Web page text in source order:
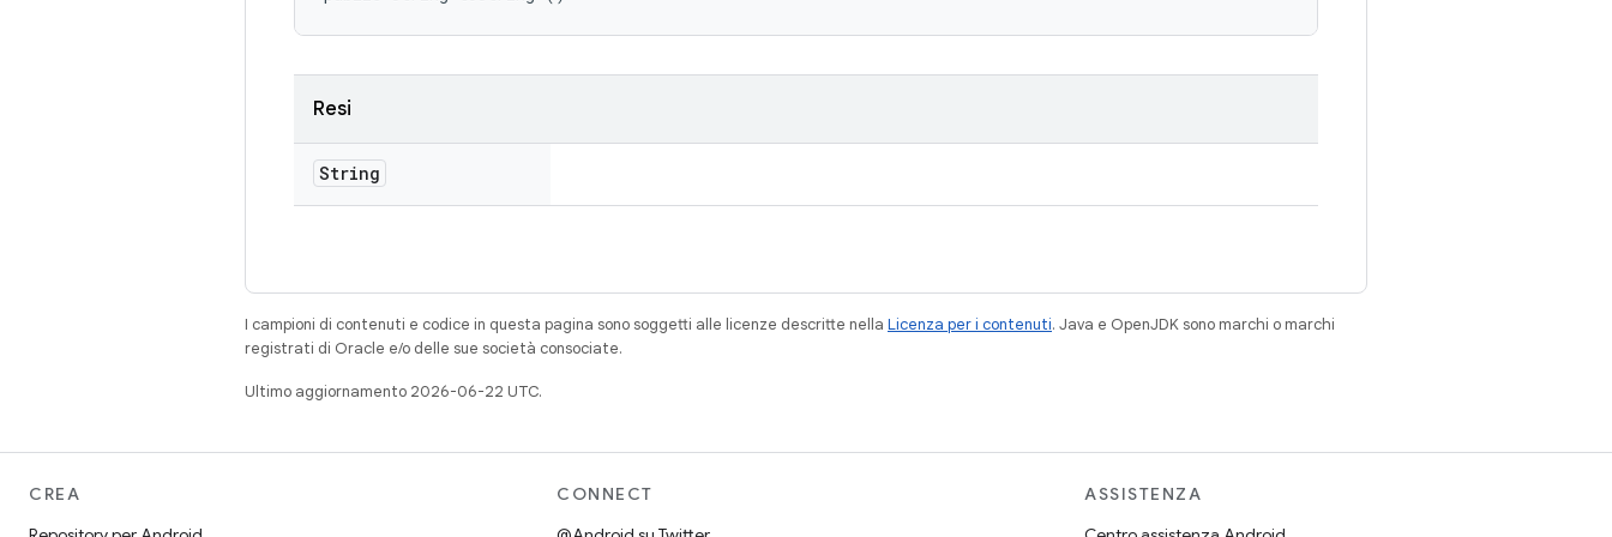
Resi
String
I campioni di contenuti e codice in questa pagina sono soggetti alle licenze descritte nella Licenza per i contenuti. Java e OpenJDK sono marchi o marchi
registrati di Oracle e/o delle sue società consociate.
Ultimo aggiornamento 2026-06-22 UTC.
CREA
CONNECT
ASSISTENZA